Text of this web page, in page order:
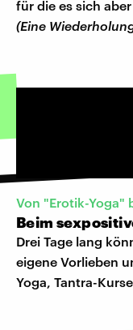
für die es sich
(Eine
Von "Erotik-Yoga"
Beim
Drei Tage lang
eigene Vorlieben
Yoga, Tantra-